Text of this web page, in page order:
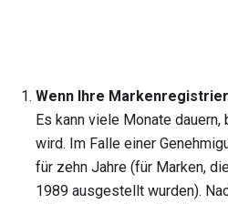
Wenn Ihre
Es kann viele Monate
wird. Im Falle einer
für zehn Jahre (für Marken,
1989 ausgestellt wurden).